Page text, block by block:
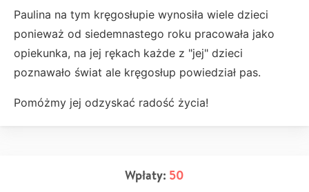
Paulina na tym kręgosłupie wynosiła wiele dzieci
ponieważ od siedemnastego roku pracowała jako
opiekunka, na jej rękach każde z "jej" dzieci
poznawało świat ale kręgosłup powiedział pas.
Pomóżmy jej odzyskać radość życia!
Wpłaty: 50